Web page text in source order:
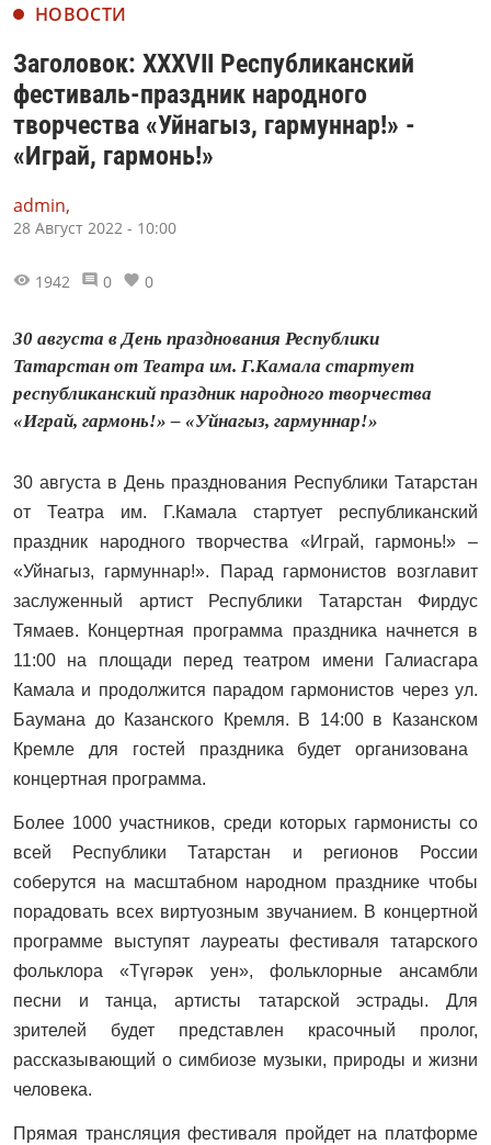
НОВОСТИ
Заголовок: XXXVII Республиканский
фестиваль-праздник народного
творчества «Уйнагыз, гармуннар!» -
«Играй, гармонь!»
admin,
28 Август 2022 - 10:00
1942 0 0
30 августа в День празднования Республики
Татарстан от Театра им. Г.Камала стартует
республиканский праздник народного творчества
«Играй, гармонь!» – «Уйнагыз, гармуннар!»
30 августа в День празднования Республики Татарстан
от Театра им. Г.Камала стартует республиканский
праздник народного творчества «Играй, гармонь!» –
«Уйнагыз, гармуннар!».
Парад гармонистов возглавит
заслуженный артист Республики Татарстан Фирдус
Тямаев. Концертная программа праздника начнется в
11:00 на площади перед театром имени Галиасгара
Камала и продолжится парадом гармонистов через ул.
Баумана до Казанского Кремля. В 14:00 в
Казанском
Кремле для гостей праздника
будет организована
концертная программа.
Более 1000 участников, среди которых гармонисты со
всей Республики Татарстан и регионов России
соберутся на масштабном народном празднике чтобы
порадовать всех виртуозным звучанием. В концертной
программе выступят лауреаты фестиваля татарского
фольклора «Түгәрәк уен», фольклорные ансамбли
песни и танца, артисты татарской эстрады. Для
зрителей будет представлен красочный пролог,
рассказывающий о симбиозе музыки, природы и жизни
человека.
Прямая трансляция фестиваля пройдет на платформе